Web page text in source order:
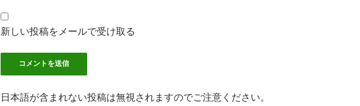
新しい投稿をメールで受け取る
日本語が含まれない投稿は無視されますのでご注意ください。